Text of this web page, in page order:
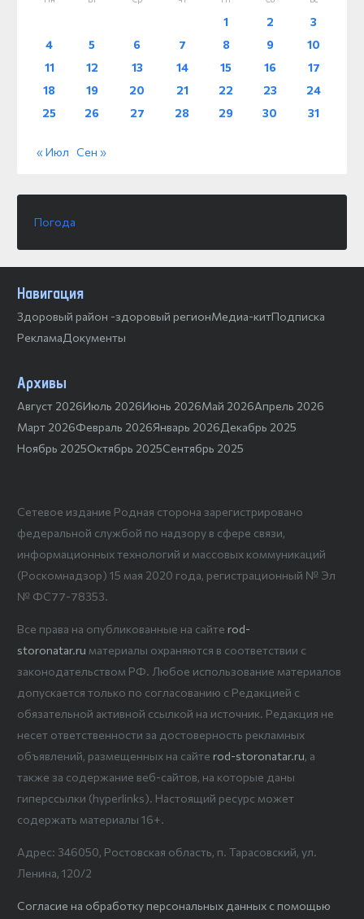
1 2
3
4
5 6 7 8 9
10
11
12 13 14 15 16
17
18
19 20 21 22 23
24
25
26 27 28 29 30 31
« Июл Сен »
Погода
Навигация
Здоровый район -здоровый регионМедиа-китПодписка
РекламаДокументы
Архивы
Август 2026Июль 2026Июнь 2026Май 2026Апрель 2026
Март 2026Февраль 2026Январь 2026Декабрь 2025
Ноябрь 2025Октябрь 2025Сентябрь 2025
Сетевое издание Родная сторона зарегистрировано
федеральной службой по надзору в сфере связи,
информационных технологий и массовых коммуникаций
(Роскомнадзор) 15 мая 2020 года, регистрационный № Эл
№ ФС77-78353.
Все права на опубликованные на сайте rod-
storonatar.ru материалы охраняются в соответствии с
законодательством РФ. Любое использование материалов
допускается только по согласованию с Редакцией с
обязательной активной ссылкой на источник. Редакция не
несет ответственности за достоверность рекламных
объявлений, размещенных на сайте rod-storonatar.ru, а
также за содержание веб-сайтов, на которые даны
гиперссылки (hyperlinks). Настоящий ресурс может
содержать материалы 16+.
Адрес: 346050, Ростовская область, п. Тарасовский, ул.
Ленина, 120/2
Согласие на обработку персональных данных с помощью